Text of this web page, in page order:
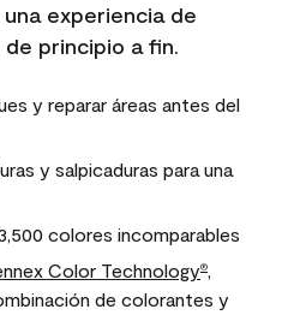
experiencia de
principio a fin.
y reparar áreas antes del
y salpicaduras para una
colores incomparables
Color Technology®,
de colorantes y